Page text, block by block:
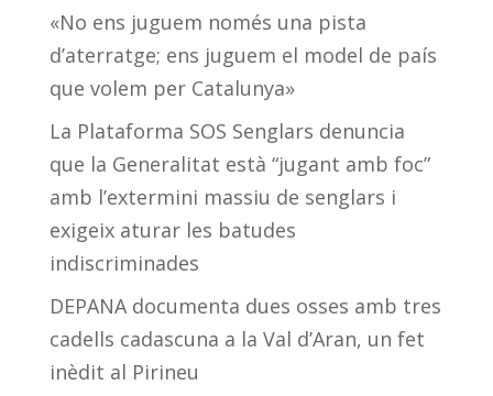
«No ens juguem només una pista
d’aterratge; ens juguem el model de país
que volem per Catalunya»
La Plataforma SOS Senglars denuncia
que la Generalitat està “jugant amb foc”
amb l’extermini massiu de senglars i
exigeix aturar les batudes
indiscriminades
DEPANA documenta dues osses amb tres
cadells cadascuna a la Val d’Aran, un fet
inèdit al Pirineu